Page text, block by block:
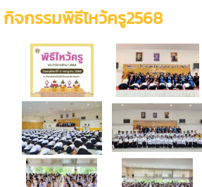
กิจกรรมพิธีไหว้ครู2568